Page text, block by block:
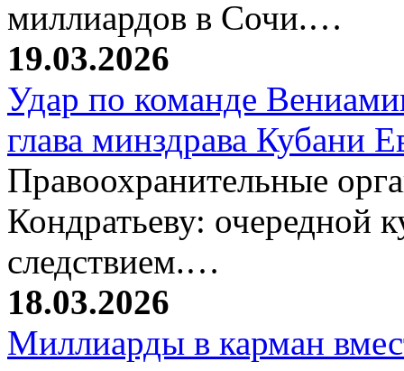
миллиардов в Сочи.…
19.03.2026
Удар по команде
глава минздрава Кубани
Правоохранительные
Кондратьеву: очередной
следствием.…
18.03.2026
Миллиарды в карман